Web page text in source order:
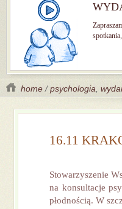
home /psychologia
16.11
Stowarzyszenie
na konsultacje
płodnością. W